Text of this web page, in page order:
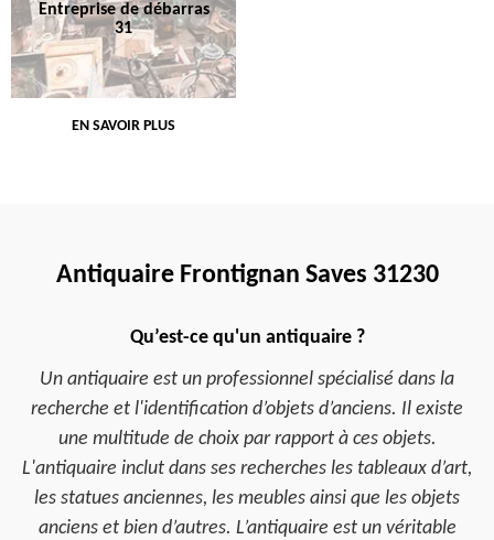
Entreprise de débarras
31
EN SAVOIR PLUS
Antiquaire Frontignan Saves 31230
Qu’est-ce qu'un antiquaire ?
Un antiquaire est un professionnel spécialisé dans la
recherche et l'identification d’objets d’anciens. Il existe
une multitude de choix par rapport à ces objets.
L'antiquaire inclut dans ses recherches les tableaux d’art,
les statues anciennes, les meubles ainsi que les objets
anciens et bien d’autres. L’antiquaire est un véritable